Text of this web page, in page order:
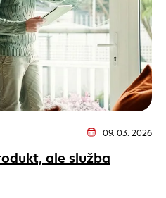
Dátum vydania
09. 03. 2026
ale služba